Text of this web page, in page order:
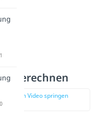
berechnen
Stelle im Video springen